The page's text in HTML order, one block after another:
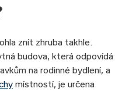
znít zhruba takhle.
budova, která odpovídá
na rodinné bydlení, a
místností, je určena